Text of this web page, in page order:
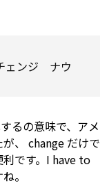
ェンジ ナウ
、 change
です。I have to
。